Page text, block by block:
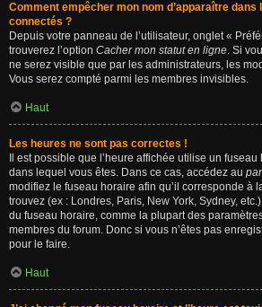
Comment empêcher mon nom d’apparaître dans
connectés ?
Depuis votre panneau de l’utilisateur, onglet «
trouverez l’option Cacher mon statut en ligne. Si
ne serez visible que par les administrateurs, les
Vous serez compté parmi les membres invisibles.
Haut
Les heures ne sont pas correctes !
Il est possible que l’heure affichée utilise un
dans lequel vous êtes. Dans ce cas, accédez au
modifiez le fuseau horaire afin qu’il corresponde à
trouvez (ex : Londres, Paris, New York, Sydney,
du fuseau horaire, comme la plupart des
membres du forum. Donc si vous n’êtes pas
pour le faire.
Haut